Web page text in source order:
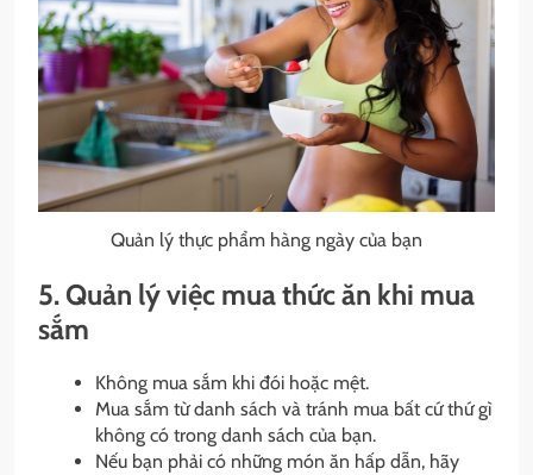
Quản lý thực phẩm hàng ngày của bạn
5. Quản lý việc mua thức ăn khi mua
sắm
Không mua sắm khi đói hoặc mệt.
Mua sắm từ danh sách và tránh mua bất cứ thứ gì
không có trong danh sách của bạn.
Nếu bạn phải có những món ăn hấp dẫn, hãy